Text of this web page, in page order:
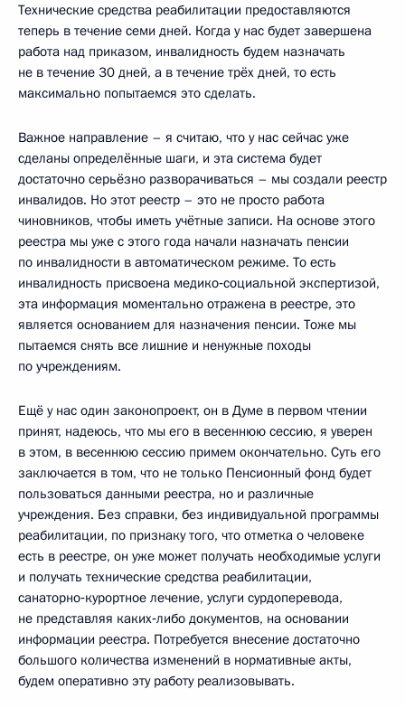
Технические средства реабилитации предоставляются
теперь в течение семи дней. Когда у нас будет завершена
работа над приказом, инвалидность будем назначать
не в течение 30 дней, а в течение трёх дней, то есть
максимально попытаемся это сделать.
Важное направление – я считаю, что у нас сейчас уже
сделаны определённые шаги, и эта система будет
достаточно серьёзно разворачиваться – мы создали реестр
инвалидов. Но этот реестр – это не просто работа
чиновников, чтобы иметь учётные записи. На основе этого
реестра мы уже с этого года начали назначать пенсии
по инвалидности в автоматическом режиме. То есть
инвалидность присвоена медико‑социальной экспертизой,
эта информация моментально отражена в реестре, это
является основанием для назначения пенсии. Тоже мы
пытаемся снять все лишние и ненужные походы
по учреждениям.
Ещё у нас один законопроект, он в Думе в первом чтении
принят, надеюсь, что мы его в весеннюю сессию, я уверен
в этом, в весеннюю сессию примем окончательно. Суть его
заключается в том, что не только Пенсионный фонд будет
пользоваться данными реестра, но и различные
учреждения. Без справки, без индивидуальной программы
реабилитации, по признаку того, что отметка о человеке
есть в реестре, он уже может получать необходимые услуги
и получать технические средства реабилитации,
санаторно‑курортное лечение, услуги сурдоперевода,
не представляя каких‑либо документов, на основании
информации реестра. Потребуется внесение достаточно
большого количества изменений в нормативные акты,
будем оперативно эту работу реализовывать.